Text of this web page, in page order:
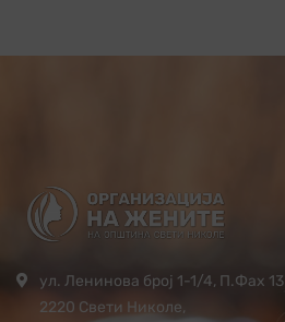
ул. Ленинова број 1-1/4, П.Фах 13
2220 Свети Николе,